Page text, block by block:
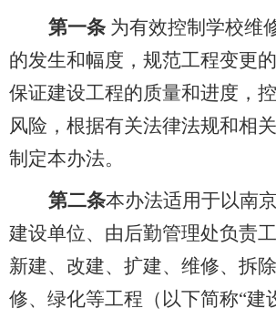
第一条 为有效控制学校维
的发生和幅度，规范工程变更
保证建设工程的质量和进度，
风险，根据有关法律法规和相
制定本办法。
第二条本办法适用于以南
建设单位、由后勤管理处负责
新建、改建、扩建、维修、拆
修、绿化等工程（以下简称“建